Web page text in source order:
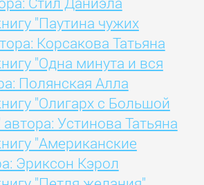
"Паутина чужих
Корсакова Татьяна
"Одна минута и вся
Полянская Алла
"Олигарх с Большой
Устинова Татьяна
"Американские
Эриксон Кэрол